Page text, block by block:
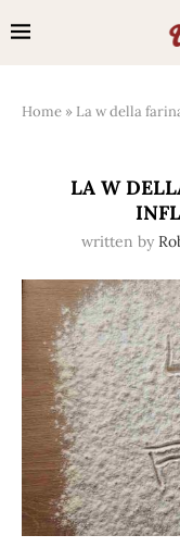
Home » La w della
LA W
written by